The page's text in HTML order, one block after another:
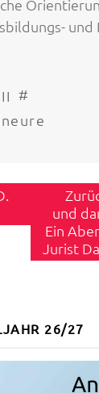
und
#
und
Ein
Jurist
26/27